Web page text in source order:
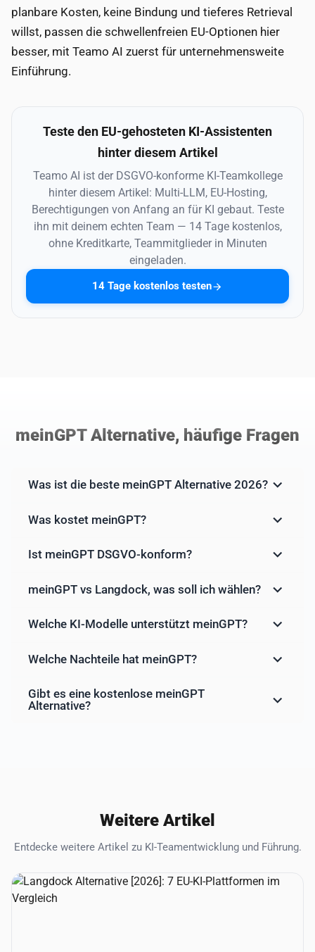
planbare Kosten, keine Bindung und tieferes Retrieval
willst, passen die schwellenfreien EU-Optionen hier
besser, mit Teamo AI zuerst für unternehmensweite
Einführung.
Teste den EU-gehosteten KI-Assistenten
hinter diesem Artikel
Teamo AI ist der DSGVO-konforme KI-Teamkollege
hinter diesem Artikel: Multi-LLM, EU-Hosting,
Berechtigungen von Anfang an für KI gebaut. Teste
ihn mit deinem echten Team — 14 Tage kostenlos,
ohne Kreditkarte, Teammitglieder in Minuten
eingeladen.
14 Tage kostenlos testen
meinGPT Alternative, häufige Fragen
Was ist die beste meinGPT Alternative 2026?
Was kostet meinGPT?
Ist meinGPT DSGVO-konform?
meinGPT vs Langdock, was soll ich wählen?
Welche KI-Modelle unterstützt meinGPT?
Welche Nachteile hat meinGPT?
Gibt es eine kostenlose meinGPT
Alternative?
Weitere Artikel
Entdecke weitere Artikel zu KI-Teamentwicklung und Führung.